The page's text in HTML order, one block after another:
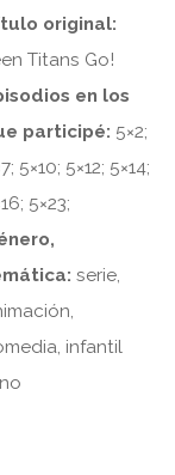
original:
Titans Go!
en los
participé: 5×2;
5×10; 5×12; 5×14;
5×23;
serie,
infantil